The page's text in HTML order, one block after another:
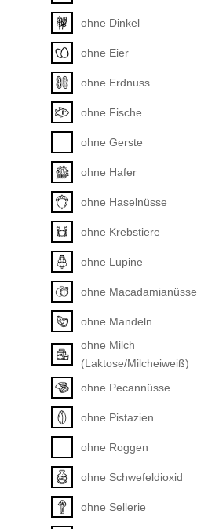
ohne Dinkel
ohne Eier
ohne Erdnuss
ohne Fische
ohne Gerste
ohne Hafer
ohne Haselnüsse
ohne Krebstiere
ohne Lupine
ohne Macadamianüsse
ohne Mandeln
ohne Milch
(Laktose/Milcheiweiß)
ohne Pecannüsse
ohne Pistazien
ohne Roggen
ohne Schwefeldioxid
ohne Sellerie